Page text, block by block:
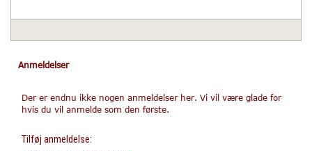
Anmeldelser
Der er endnu ikke nogen anmeldelser her. Vi vil være glade for
hvis du vil anmelde som den første.
Tilføj anmeldelse: